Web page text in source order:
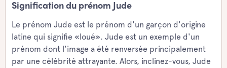
Signification du prénom Jude
Le prénom Jude est le prénom d'un garçon d'origine
latine qui signifie «loué». Jude est un exemple d'un
prénom dont l'image a été renversée principalement
par une célébrité attrayante. Alors, inclinez-vous, Jude